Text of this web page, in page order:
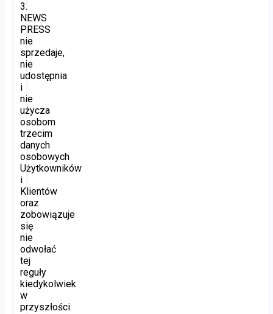
3.
NEWS
PRESS
nie
sprzedaje,
nie
udostępnia
i
nie
użycza
osobom
trzecim
danych
osobowych
Użytkowników
i
Klientów
oraz
zobowiązuje
się
nie
odwołać
tej
reguły
kiedykolwiek
w
przyszłości.